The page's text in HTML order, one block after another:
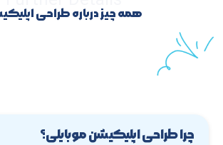
همه چیز درباره طراحی
چرا طراحی اپلیکیشن موبایلی؟